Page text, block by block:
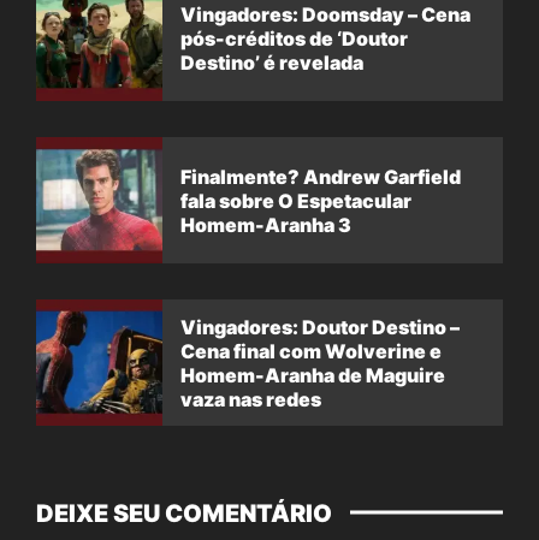
Vingadores: Doomsday – Cena
pós-créditos de ‘Doutor
Destino’ é revelada
Finalmente? Andrew Garfield
fala sobre O Espetacular
Homem-Aranha 3
Vingadores: Doutor Destino –
Cena final com Wolverine e
Homem-Aranha de Maguire
vaza nas redes
DEIXE SEU COMENTÁRIO